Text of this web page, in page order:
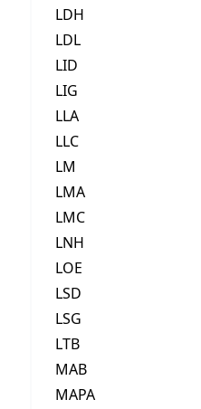
LDH
LDL
LID
LIG
LLA
LLC
LM
LMA
LMC
LNH
LOE
LSD
LSG
LTB
MAB
MAPA